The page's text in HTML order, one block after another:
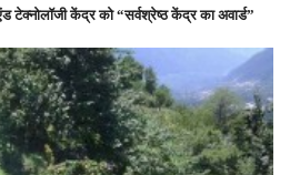
एंड टेक्नोलॉजी केंद्र को “सर्वश्रेष्ठ केंद्र का अवार्ड”